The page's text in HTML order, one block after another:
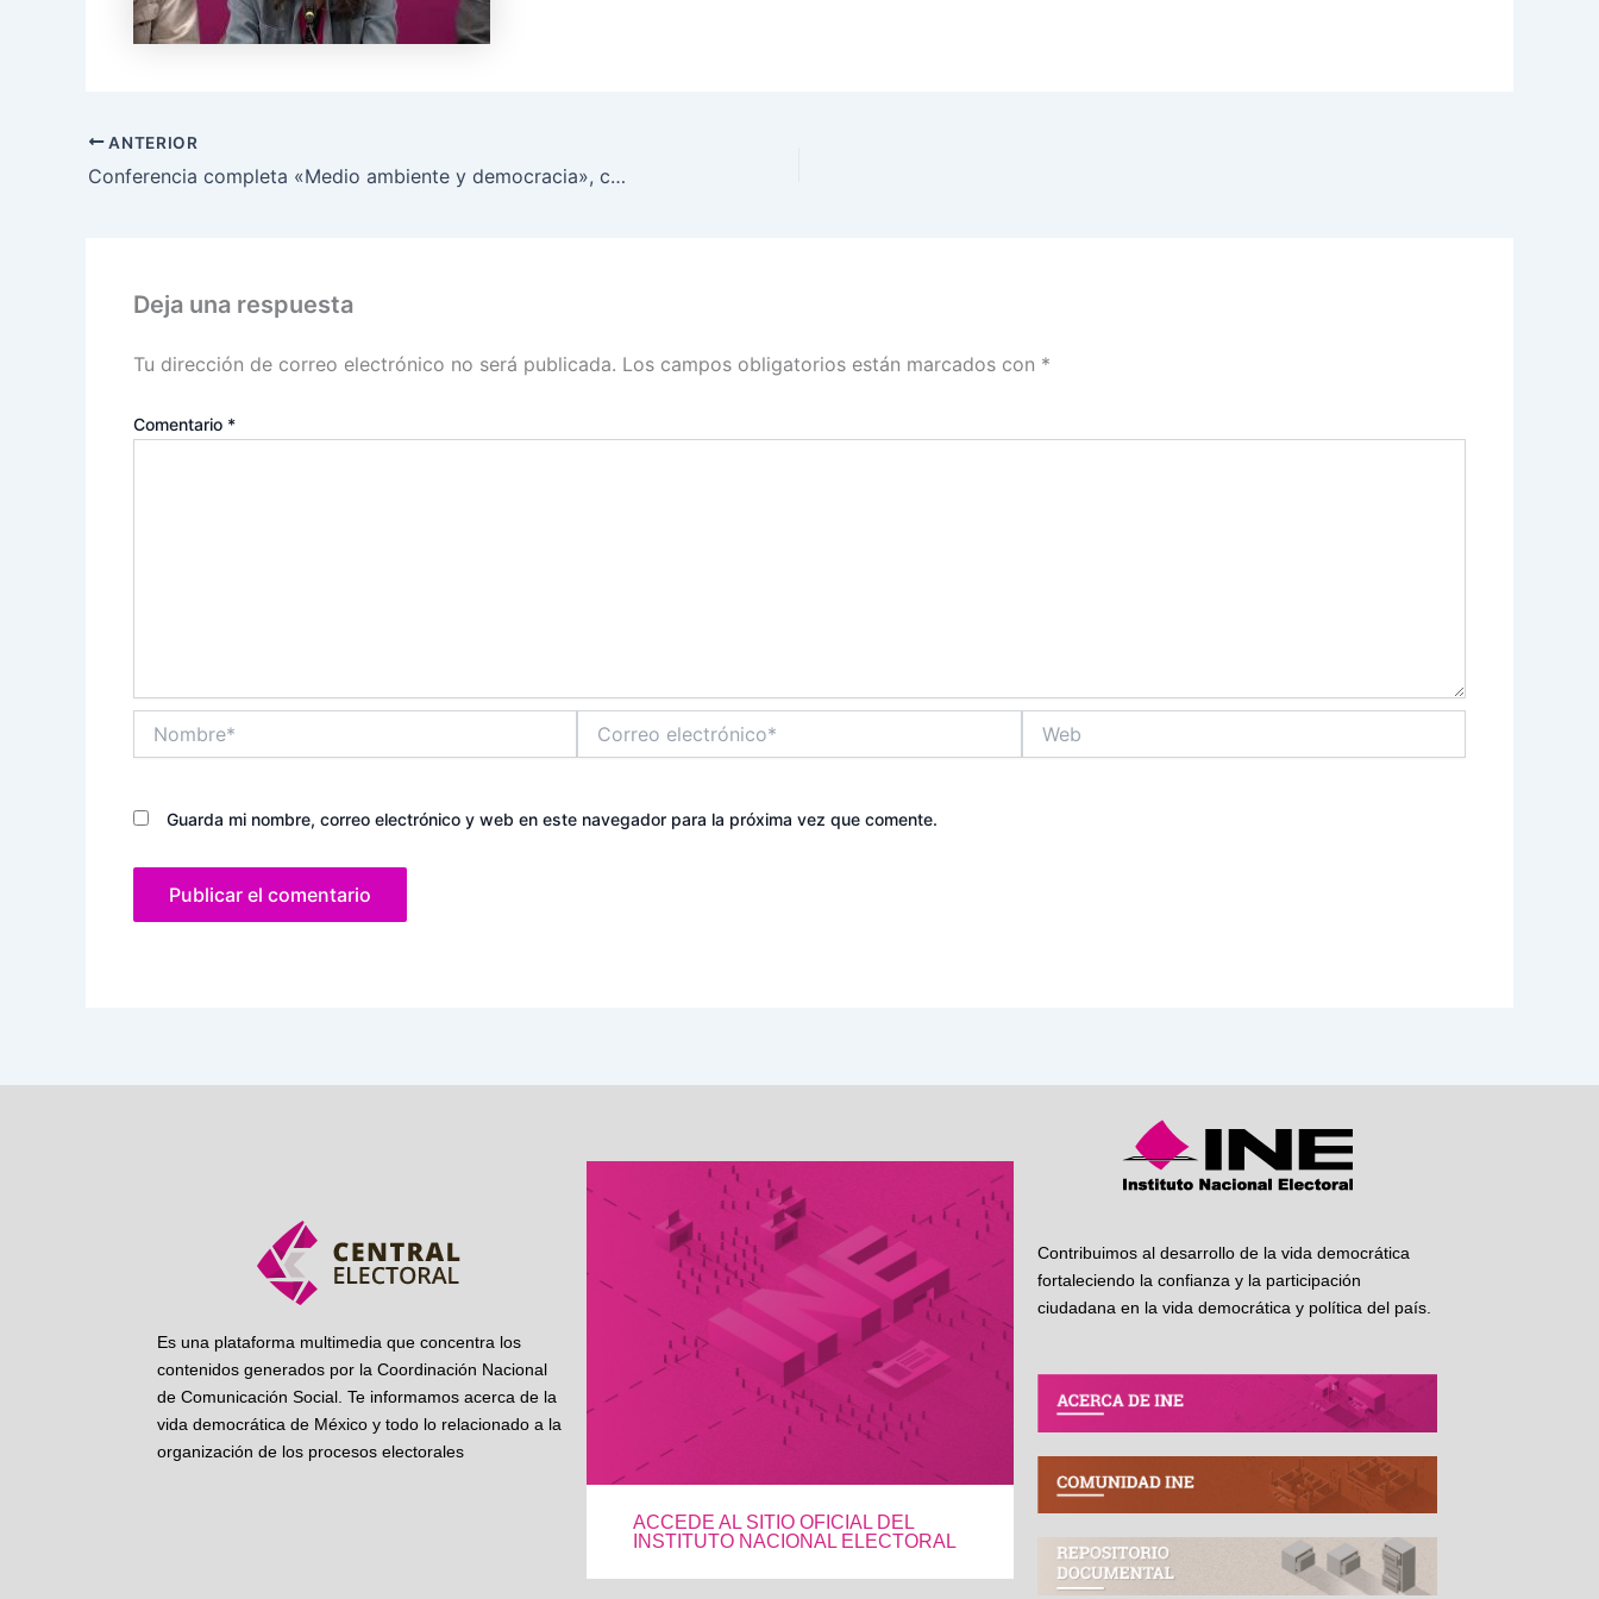
ANTERIOR
Conferencia completa «Medio ambiente y democracia», con la Doctora Julia Carabias
Deja una respuesta
Tu dirección de correo electrónico no será publicada. Los campos obligatorios están marcados con *
Comentario *
electrónico*
Guarda mi nombre, correo electrónico y web en este navegador para la próxima vez que comente.
Es una plataforma multimedia que concentra los
contenidos generados por la Coordinación Nacional
de Comunicación Social. Te informamos acerca de la
vida democrática de México y todo lo relacionado a la
organización de los procesos electorales
ACCEDE AL SITIO OFICIAL DEL
INSTITUTO NACIONAL ELECTORAL
Contribuimos al desarrollo de la vida democrática
fortaleciendo la confianza y la participación
ciudadana en la vida democrática y política del país.